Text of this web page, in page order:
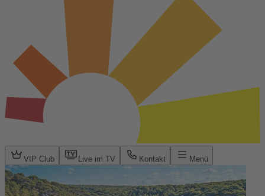
VIP Club Live im TV Kontakt Menü